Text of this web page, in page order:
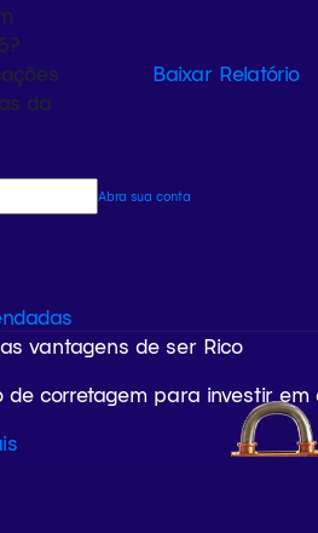
da
Baixar Relatório
Abra sua conta
vantagens de ser Rico
de corretagem para investir